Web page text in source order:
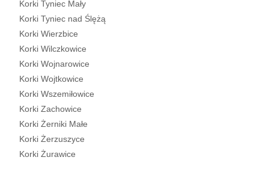
Korki Tyniec Mały
Korki Tyniec nad Ślężą
Korki Wierzbice
Korki Wilczkowice
Korki Wojnarowice
Korki Wojtkowice
Korki Wszemiłowice
Korki Zachowice
Korki Żerniki Małe
Korki Żerzuszyce
Korki Żurawice